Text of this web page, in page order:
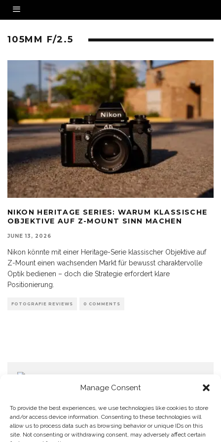
Manage Consent
To provide the best experiences, we use technologies like cookies to store
and/or access device information. Consenting to these technologies will
allow us to process data such as browsing behavior or unique IDs on this
site. Not consenting or withdrawing consent, may adversely affect certain
105MM F/2.5
NIKON HERITAGE SERIES: WARUM KLASSISCHE
OBJEKTIVE AUF Z-MOUNT SINN MACHEN
JUNE 13, 2026
Nikon könnte mit einer Heritage-Serie klassischer Objektive auf
Z-Mount einen wachsenden Markt für bewusst charaktervolle
Optik bedienen – doch die Strategie erfordert klare
Positionierung.
FOTOGRAFIE REVIEWS 0 COMMENTS
Home
Datenschutzerklärung
Impressum
Cookie Policy (EU)